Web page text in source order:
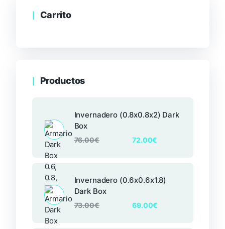
Carrito
Productos
Invernadero (0.8x0.8x2) Dark
Box
76.00€ 72.00€
Invernadero (0.6x0.6x1.8)
Dark Box
73.00€ 69.00€